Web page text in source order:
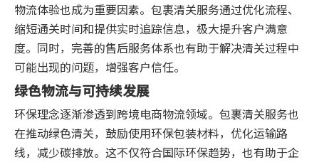
物流体验也成为重要因素。包裹清关服务通过优化流程、
缩短通关时间和提供实时追踪信息，极大提升客户满意
度。同时，完善的售后服务体系也有助于解决清关过程中
可能出现的问题，增强客户信任。
绿色物流与可持续发展
环保理念逐渐渗透到跨境电商物流领域。包裹清关服务也
在推动绿色清关，鼓励使用环保包装材料，优化运输路
线，减少碳排放。这不仅符合国际环保趋势，也有助于企